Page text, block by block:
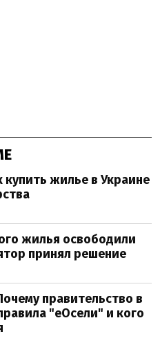
жилье в Украине
жилья освободили
принял решение
правительство в
"еОсели" и кого